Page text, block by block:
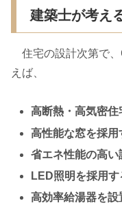
建築士が考え
住宅の設計次第で、
えば、
高断熱・高気密住
高性能な窓を採用
省エネ性能の高い
LED照明を採用す
高効率給湯器を設